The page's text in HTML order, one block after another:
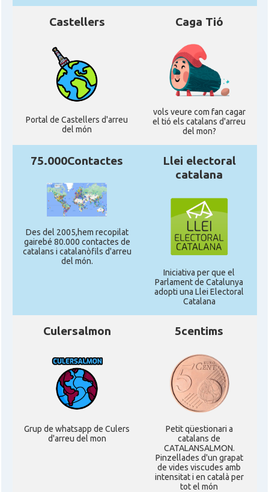
Castellers
Portal de Castellers d'arreu
del món
Caga Tió
vols veure com fan cagar
el tió els catalans d'arreu
del mon?
75.000Contactes
Des del 2005,hem recopilat
gairebé 80.000 contactes de
catalans i catalanòfils d'arreu
del món.
Llei electoral
catalana
Iniciativa per que el
Parlament de Catalunya
adopti una Llei Electoral
Catalana
Culersalmon
Grup de whatsapp de Culers
d'arreu del mon
5centims
Petit qüestionari a
catalans de
CATALANSALMON.
Pinzellades d'un grapat
de vides viscudes amb
intensitat i en català per
tot el món